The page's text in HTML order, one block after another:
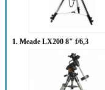
1. Meade LX200 8" f/6,3